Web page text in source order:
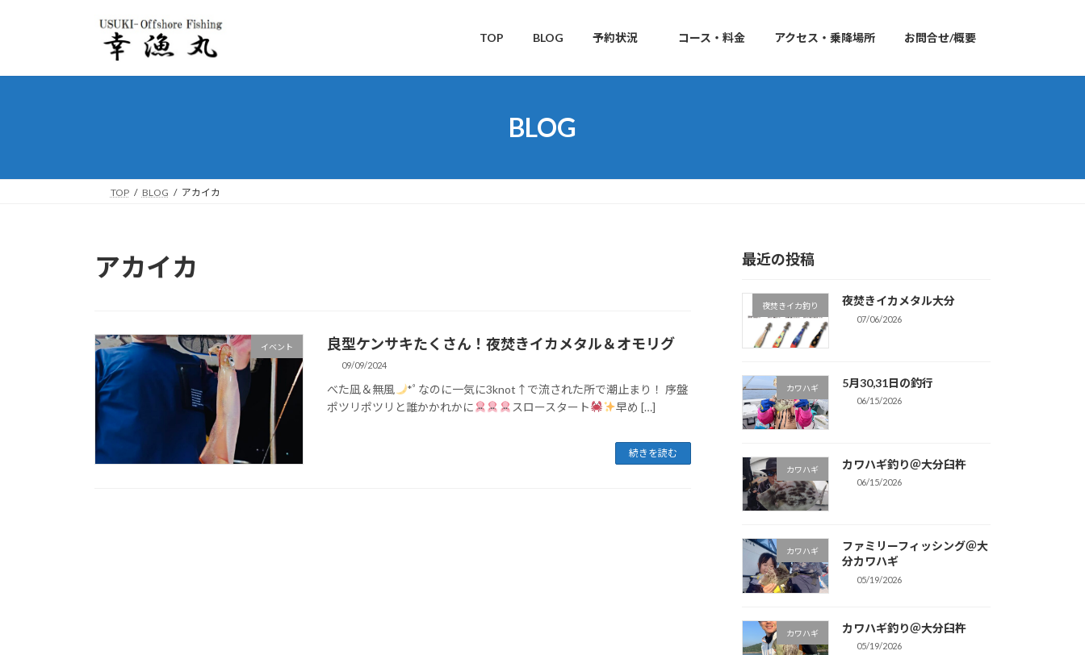
プ
動
TOP BLOG 予約状況 コース・料金 アクセス・乗降場所 お問合せ/概要
BLOG
TOP BLOG アカイカ
アカイカ
イベント 良型ケンサキたくさん！夜焚きイカメタル＆オモリグ
09/09/2024
べた凪＆無風
*ﾟなのに一気に3knot↑で流された所で潮止まり！ 序盤
ポツリポツリと誰かかれかに
スロースタート 早め […]
続きを読む
最近の投稿
夜焚きイカ釣り 夜焚きイカメタル大分
07/06/2026
カワハギ 5月30,31日の釣行
06/15/2026
カワハギ カワハギ釣り＠大分臼杵
06/15/2026
カワハギ
ファミリーフィッシング＠大
分カワハギ
05/19/2026
カワハギ カワハギ釣り＠大分臼杵
05/19/2026